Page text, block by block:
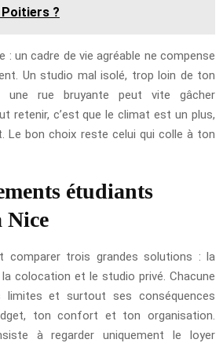
?
: un cadre de vie agréable ne compense
Un studio mal isolé, trop loin de ton
rue bruyante peut vite gâcher
retenir, c’est que le climat est un plus,
Le bon choix reste celui qui colle à ton
étudiants
Nice
comparer trois grandes solutions : la
colocation et le studio privé. Chacune
limites et surtout ses conséquences
ton confort et ton organisation.
à regarder uniquement le loyer